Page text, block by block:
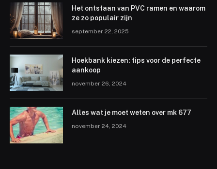
Het ontstaan van PVC ramen en waarom
ze zo populair zijn
september 22, 2025
Hoekbank kiezen: tips voor de perfecte
aankoop
november 26, 2024
Alles wat je moet weten over mk 677
november 24, 2024